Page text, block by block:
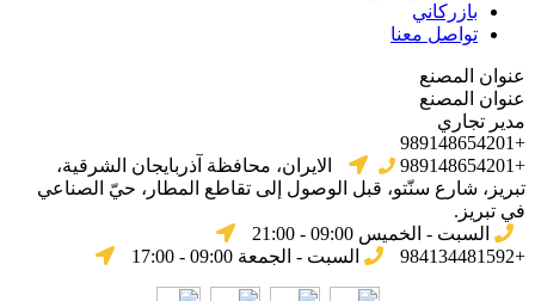
بازركاني
تواصل معنا
عنوان المصنع
عنوان المصنع
مدير تجاري
+989148654201
+989148654201
الایران، محافظة آذربایجان الشرقیة،
تبریز، شارع سنّتو، قبل الوصول إلى تقاطع المطار، حيّ الصناعي
في تبریز.
السبت - الخميس 09:00 - 21:00
+984134481592
السبت - الجمعة 09:00 - 17:00